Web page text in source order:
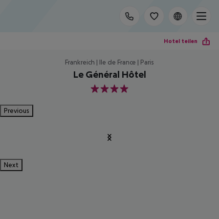
Hotel teilen
Frankreich | Ile de France | Paris
Le Général Hôtel
4
Previous
Next